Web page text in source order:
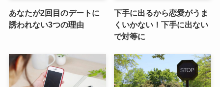
あなたが2回目のデートに
誘われない3つの理由
下手に出るから恋愛がうま
くいかない！下手に出ない
で対等に